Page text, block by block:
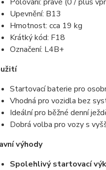
Upevnění: B13
Hmotnost: cca 19 kg
Krátký kód: F18
Označení: L4B+
Startovací baterie pro
Vhodná pro vozidla bez
Ideální pro běžné denní
Dobrá volba pro vozy s
výhody
Spolehlivý startovací